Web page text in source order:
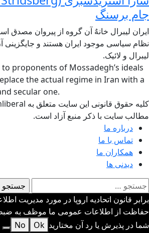
جام برسنگ
ایران لیبرال خانهٌ آن گروه از پیروان مصدق
نظام سیاسی موجود ایران هستند و جایگزینی
لیبرال و لائیک.
proponents of Mossadegh’s ideals
the actual regime in Iran with a
secular one.
مطالب سایت با ذکر منبع آزاد است.
درباره ما
تماس با ما
همکاران ما
دیدنی ها
جستجو
برای:
برابر قانون اتحادیه اروپا در مورد مدیریت
حفاظت از اطلاعات عمومی ما موظف به
شما در پذیرش یا رد آن مختارید Ok
No